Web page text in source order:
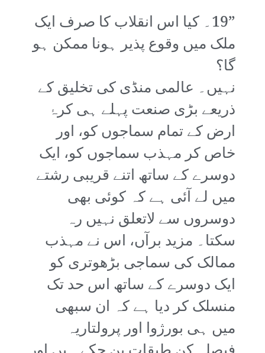
”19۔ کیا اس انقلاب کا صرف ایک
ملک میں وقوع پذیر ہونا ممکن ہو
گا؟
نہیں۔ عالمی منڈی کی تخلیق کے
ذریعے بڑی صنعت پہلے ہی کرۂ
ارض کے تمام سماجوں کو، اور
خاص کر مہذب سماجوں کو، ایک
دوسرے کے ساتھ اتنے قریبی رشتے
میں لے آئی ہے کہ کوئی بھی
دوسروں سے لاتعلق نہیں رہ
سکتا۔ مزید برآں، اس نے مہذب
ممالک کی سماجی بڑھوتری کو
ایک دوسرے کے ساتھ اس حد تک
منسلک کر دیا ہے کہ ان سبھی
میں ہی بورژوا اور پرولتاریہ